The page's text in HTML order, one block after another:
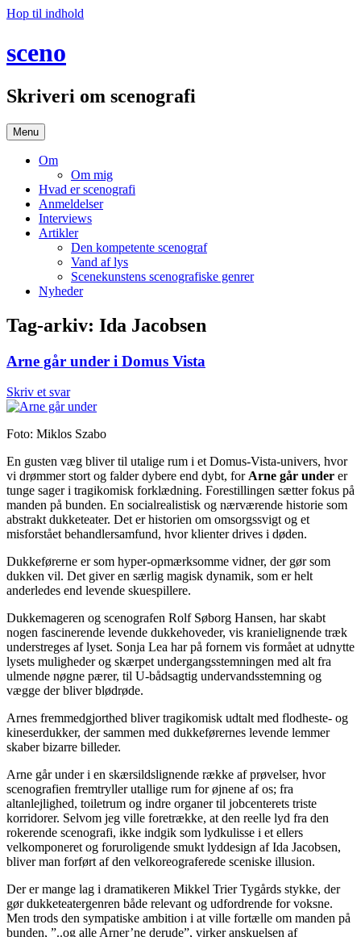
Hop til indhold
sceno
Skriveri om scenografi
Menu
Om
Om mig
Hvad er scenografi
Anmeldelser
Interviews
Artikler
Den kompetente scenograf
Vand af lys
Scenekunstens scenografiske genrer
Nyheder
Tag-arkiv: Ida Jacobsen
Arne går under i Domus Vista
Skriv et svar
Foto: Miklos Szabo
En gusten væg bliver til utalige rum i et Domus-Vista-univers, hvor
vi drømmer stort og falder dybere end dybt, for Arne går under er
tunge sager i tragikomisk forklædning. Forestillingen sætter fokus på
manden på bunden. En socialrealistisk og nærværende historie som
abstrakt dukketeater. Det er historien om omsorgssvigt og et
misforstået behandlersamfund, hvor klienter drives i døden.
Dukkeførerne er som hyper-opmærksomme vidner, der gør som
dukken vil. Det giver en særlig magisk dynamik, som er helt
anderledes end levende skuespillere.
Dukkemageren og scenografen Rolf Søborg Hansen, har skabt
nogen fascinerende levende dukkehoveder, vis kranielignende træk
understreges af lyset. Sonja Lea har på fornem vis formået at udnytte
lysets muligheder og skærpet undergangsstemningen med alt fra
ulmende nøgne pærer, til U-bådsagtig undervandsstemning og
vægge der bliver blødrøde.
Arnes fremmedgjorthed bliver tragikomisk udtalt med flodheste- og
kineserdukker, der sammen med dukkeførernes levende lemmer
skaber bizarre billeder.
Arne går under i en skærsildslignende række af prøvelser, hvor
scenografien fremtryller utallige rum for øjnene af os; fra
altanlejlighed, toiletrum og indre organer til jobcenterets triste
korridorer. Selvom jeg ville foretrække, at den reelle lyd fra den
rokerende scenografi, ikke indgik som lydkulisse i et ellers
velkomponeret og foruroligende smukt lyddesign af Ida Jacobsen,
bliver man forført af den velkoreograferede sceniske illusion.
Der er mange lag i dramatikeren Mikkel Trier Tygårds stykke, der
gør dukketeatergenren både relevant og udfordrende for voksne.
Men trods den sympatiske ambition i at ville fortælle om manden på
bunden, ”..og alle Arner’ne derude”, virker anskuelsen af